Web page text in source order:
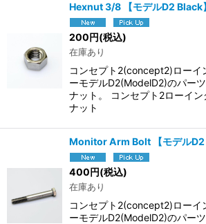
Hexnut 3/8 【モデルD2 Black】
200円(税込)
在庫あり
コンセプト2(concept2)ローイ
ーモデルD2(ModelD2)のパー
ナット。 コンセプト2ローイ
ナット
Monitor Arm Bolt 【モデルD2
400円(税込)
在庫あり
コンセプト2(concept2)ローイ
ーモデルD2(ModelD2)のパー